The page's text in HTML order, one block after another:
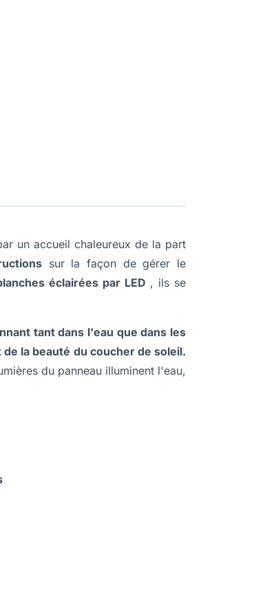
un accueil chaleureux de la part
sur la façon de gérer le
éclairées par LED , ils se
tant dans l'eau que dans les
la beauté du coucher de soleil.
du panneau illuminent l'eau,